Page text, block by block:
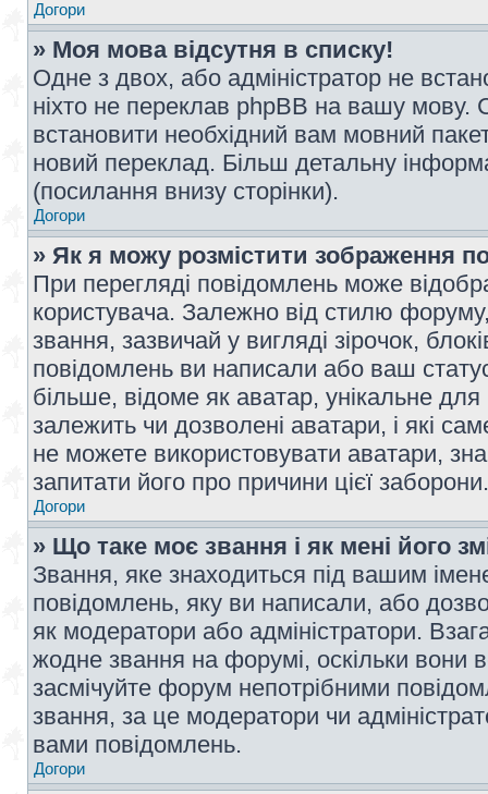
Догори
» Моя мова відсутня в списку!
Одне з двох, або адміністратор не
ніхто не переклав phpBB на вашу мову.
встановити необхідний вам мовний
новий переклад. Більш детальну
(посилання внизу сторінки).
Догори
» Як я можу розмістити зображення
При перегляді повідомлень може
користувача. Залежно від стилю
звання, зазвичай у вигляді зірочок,
повідомлень ви написали або ваш
більше, відоме як аватар, унікальне
залежить чи дозволені аватари, і які
не можете використовувати аватари,
запитати його про причини цієї заборони.
Догори
» Що таке моє звання і як мені його
Звання, яке знаходиться під вашим
повідомлень, яку ви написали, або
як модератори або адміністратори.
жодне звання на форумі, оскільки вони
засмічуйте форум непотрібними
звання, за це модератори чи
вами повідомлень.
Догори